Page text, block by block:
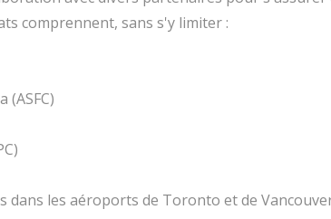
comprennent, sans s'y limiter :
(ASFC)
dans les aéroports de Toronto et de